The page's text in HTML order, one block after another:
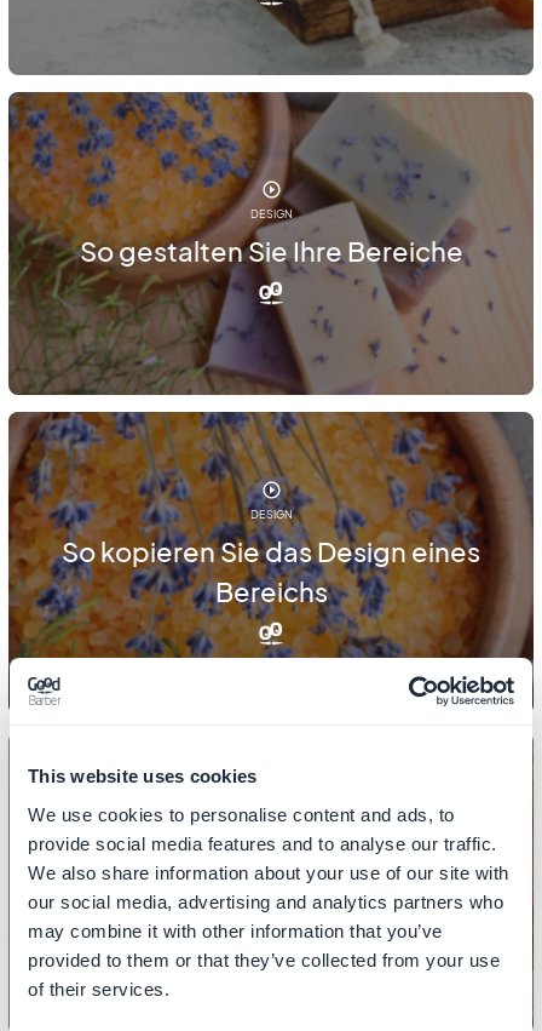
This website uses cookies
We use cookies to personalise content and ads, to
provide social media features and to analyse our traffic.
We also share information about your use of our site with
our social media, advertising and analytics partners who
may combine it with other information that you’ve
provided to them or that they’ve collected from your use
of their services.
DESIGN
So gestalten Sie Ihre Bereiche
DESIGN
So kopieren Sie das Design eines
Bereichs
DESIGN
So richten Sie Ihre Startseite ein